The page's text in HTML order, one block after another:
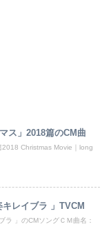
ス」2018篇のCM曲
Christmas Movie｜long
レイブラ 」TVCM
ラ 」のCMソングＣＭ曲名：